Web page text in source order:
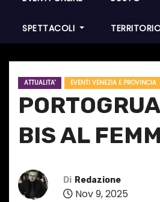
SPETTACOLI
ATTUALITA' EVENTI VENEZIA E PROVINCIA
BIS AL
Di Redazione
Nov 9, 2025